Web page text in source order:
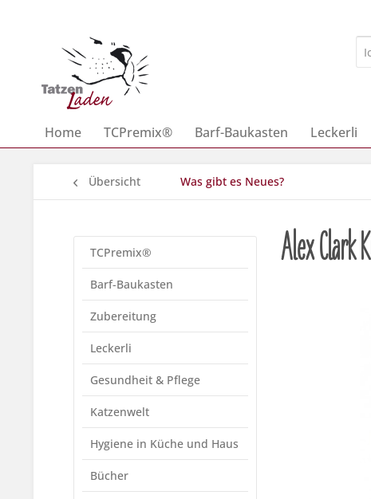
Home TCPremix® Barf-Baukasten Leckerli
Übersicht Was gibt es Neues?
TCPremix®
Barf-Baukasten
Zubereitung
Leckerli
Gesundheit & Pflege
Katzenwelt
Hygiene in Küche und Haus
Bücher
Alex Clark